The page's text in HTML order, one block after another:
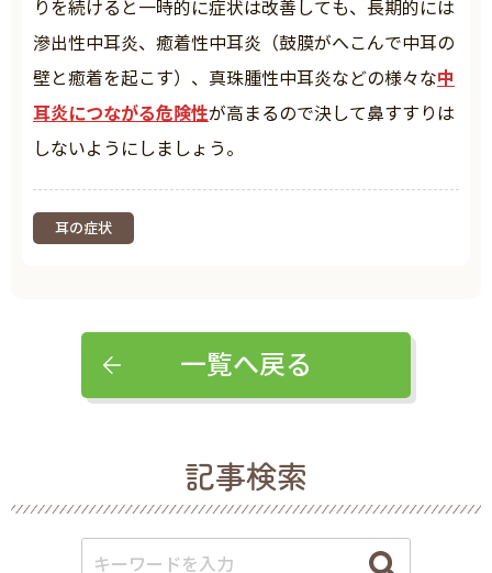
りを続けると一時的に症状は改善しても、長期的には
滲出性中耳炎、癒着性中耳炎（鼓膜がへこんで中耳の
壁と癒着を起こす）、真珠腫性中耳炎などの様々な中
耳炎につながる危険性が高まるので決して鼻すすりは
しないようにしましょう。
耳の症状
一覧へ戻る
記事検索